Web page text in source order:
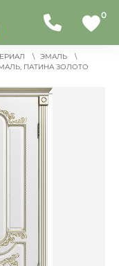
0
ЭМАЛЬ
ПАТИНА ЗОЛОТО